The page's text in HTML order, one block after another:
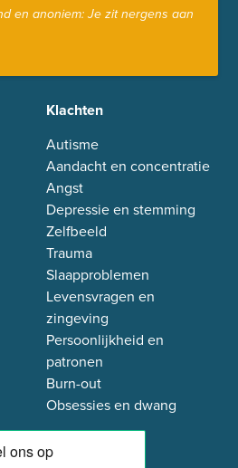
en anoniem: Je zit nergens aan
Klachten
Autisme
Aandacht en concentratie
Angst
Depressie en stemming
Zelfbeeld
Trauma
Slaapproblemen
Levensvragen en
zingeving
Persoonlijkheid en
patronen
Burn-out
Obsessies en dwang